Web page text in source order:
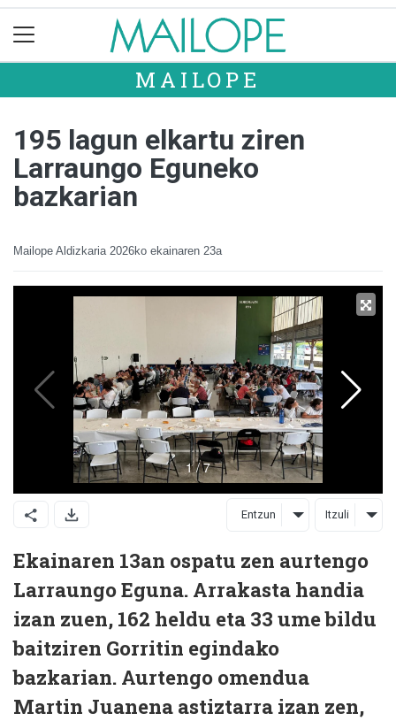
MAILOPE
195 lagun elkartu ziren
Larraungo Eguneko
bazkarian
Mailope Aldizkaria 2026ko ekainaren 23a
Entzun Itzuli
Ekainaren 13an ospatu zen aurtengo
Larraungo Eguna. Arrakasta handia
izan zuen, 162 heldu eta 33 ume bildu
baitziren Gorritin egindako
bazkarian. Aurtengo omendua
Martin Juanena astiztarra izan zen,